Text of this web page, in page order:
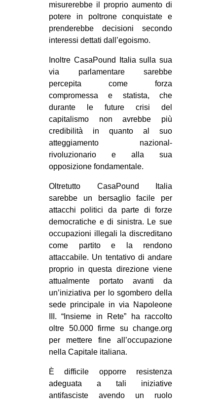
misurerebbe il proprio aumento di
potere in poltrone conquistate e
prenderebbe decisioni secondo
interessi dettati dall’egoismo.
Inoltre CasaPound Italia sulla sua
via parlamentare sarebbe
percepita come forza
compromessa e statista, che
durante le future crisi del
capitalismo non avrebbe più
credibilità in quanto al suo
atteggiamento nazional-
rivoluzionario e alla sua
opposizione fondamentale.
Oltretutto CasaPound Italia
sarebbe un bersaglio facile per
attacchi politici da parte di forze
democratiche e di sinistra. Le sue
occupazioni illegali la discreditano
come partito e la rendono
attaccabile. Un tentativo di andare
proprio in questa direzione viene
attualmente portato avanti da
un’iniziativa per lo sgombero della
sede principale in via Napoleone
III. “Insieme in Rete” ha raccolto
oltre 50.000 firme su change.org
per mettere fine all’occupazione
nella Capitale italiana.
È difficile opporre resistenza
adeguata a tali iniziative
antifasciste avendo un ruolo